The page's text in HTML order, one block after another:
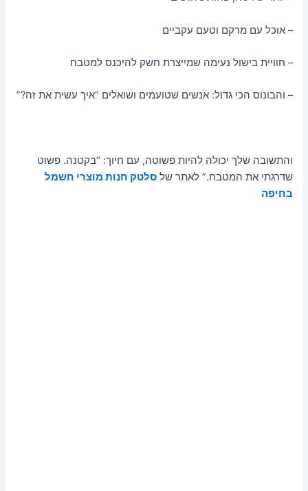
– אוכל עם מרקם וטעם עקביים
– חוויית בישול נעימה שמייצרת חשק להיכנס למטבח
– והבונוס הכי גדול: אנשים שטועמים ושואלים “איך עשית את זה?”
והתשובה שלך יכולה להיות פשוטה, עם חיוך: “בקטנה. פשוט
שדרגתי את המטבח.” לאתר שלסלטק חנות מוצרי חשמל
בחיפה